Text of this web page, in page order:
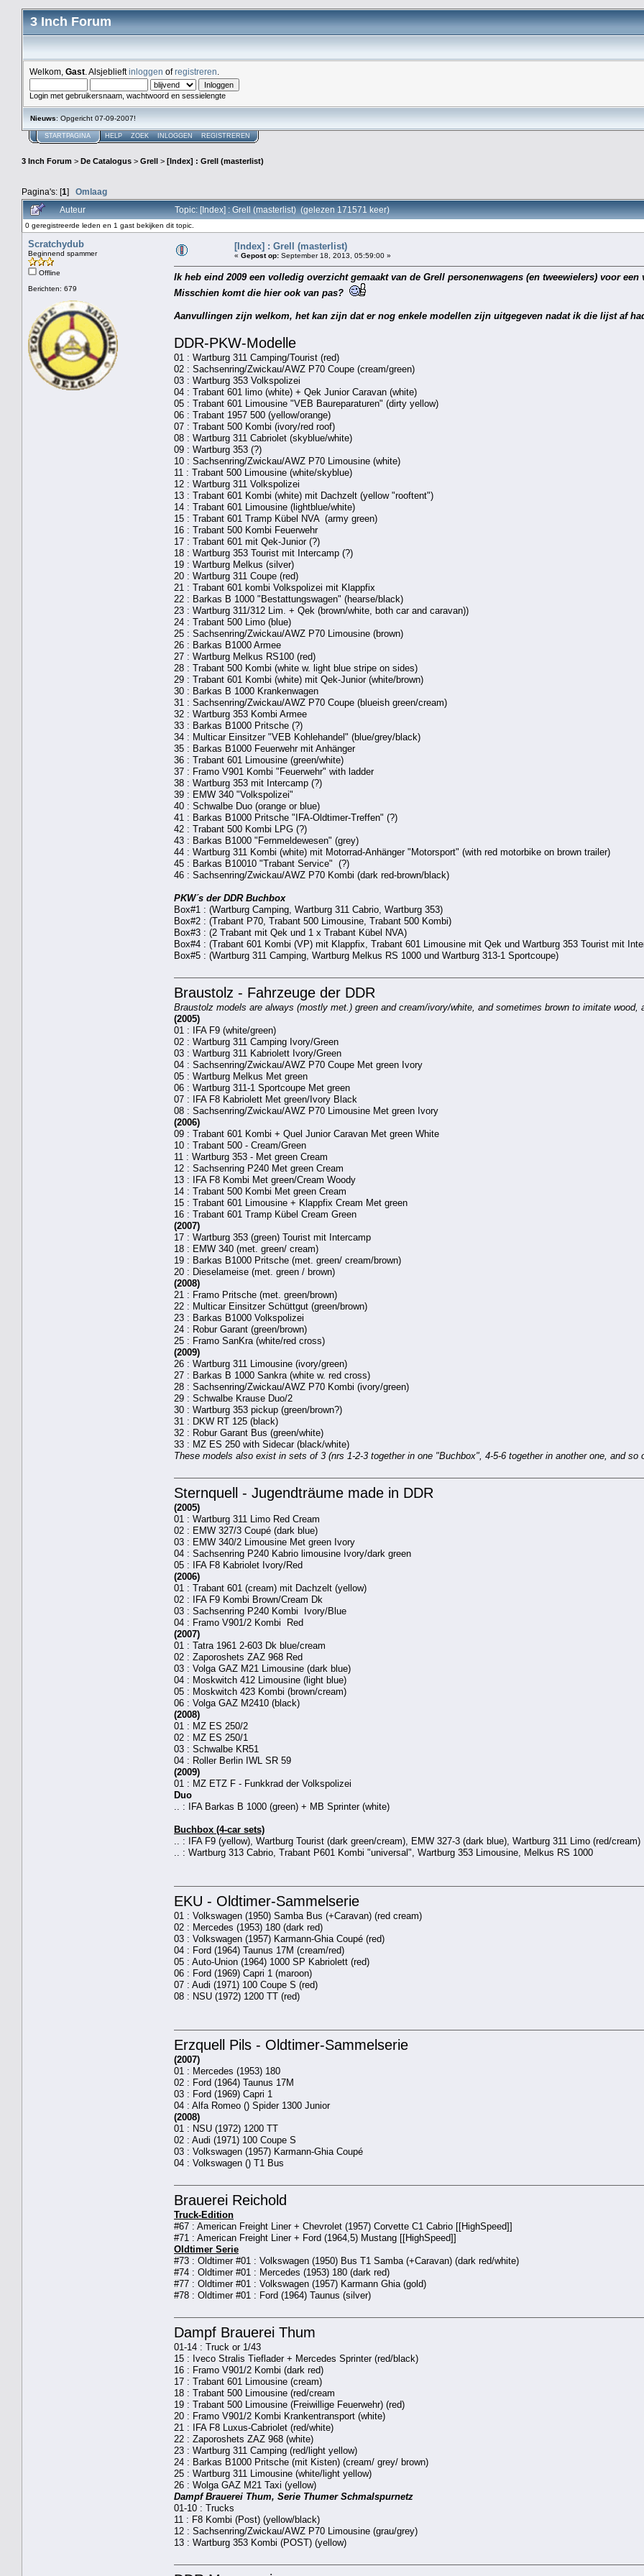
3 Inch Forum
Welkom, Gast . Alsjeblieftinloggen ofregistreren
Login met gebruikersnaam, wachtwoord en sessielengte
Nieuws: Opgericht 07-09-2007!
STARTPAGINA HELP ZOEK INLOGGEN REGISTREREN
3 Inch Forum > De Catalogus > Grell > [Index] : Grell (masterlist)
Pagina's: [1] Omlaag
Auteur Topic: [Index] : Grell (masterlist) (gelezen 171571 keer)
0 geregistreerde leden en 1 gast bekijken dit topic.
Scratchydub
Beginnend spammer
Offline
Berichten: 679
[Index] : Grell (masterlist)
« Gepost op: September 18, 2013, 05:59:00 »
Ik heb eind 2009 een volledig overzicht gemaakt van de Grell personenwagens (en tweewielers) voor een
Misschien komt die hier ook van pas?
Aanvullingen zijn welkom, het kan zijn dat er nog enkele modellen zijn uitgegeven nadat ik die lijst af
DDR-PKW-Modelle
01 : Wartburg 311 Camping/Tourist (red)
02 : Sachsenring/Zwickau/AWZ P70 Coupe (cream/green)
03 : Wartburg 353 Volkspolizei
04 : Trabant 601 limo (white) + Qek Junior Caravan (white)
05 : Trabant 601 Limousine "VEB Baureparaturen" (dirty yellow)
06 : Trabant 1957 500 (yellow/orange)
07 : Trabant 500 Kombi (ivory/red roof)
08 : Wartburg 311 Cabriolet (skyblue/white)
09 : Wartburg 353 (?)
10 : Sachsenring/Zwickau/AWZ P70 Limousine (white)
11 : Trabant 500 Limousine (white/skyblue)
12 : Wartburg 311 Volkspolizei
13 : Trabant 601 Kombi (white) mit Dachzelt (yellow "rooftent")
14 : Trabant 601 Limousine (lightblue/white)
15 : Trabant 601 Tramp Kübel NVA (army green)
16 : Trabant 500 Kombi Feuerwehr
17 : Trabant 601 mit Qek-Junior (?)
18 : Wartburg 353 Tourist mit Intercamp (?)
19 : Wartburg Melkus (silver)
20 : Wartburg 311 Coupe (red)
21 : Trabant 601 kombi Volkspolizei mit Klappfix
22 : Barkas B 1000 "Bestattungswagen" (hearse/black)
23 : Wartburg 311/312 Lim. + Qek (brown/white, both car and caravan))
24 : Trabant 500 Limo (blue)
25 : Sachsenring/Zwickau/AWZ P70 Limousine (brown)
26 : Barkas B1000 Armee
27 : Wartburg Melkus RS100 (red)
28 : Trabant 500 Kombi (white w. light blue stripe on sides)
29 : Trabant 601 Kombi (white) mit Qek-Junior (white/brown)
30 : Barkas B 1000 Krankenwagen
31 : Sachsenring/Zwickau/AWZ P70 Coupe (blueish green/cream)
32 : Wartburg 353 Kombi Armee
33 : Barkas B1000 Pritsche (?)
34 : Multicar Einsitzer "VEB Kohlehandel" (blue/grey/black)
35 : Barkas B1000 Feuerwehr mit Anhänger
36 : Trabant 601 Limousine (green/white)
37 : Framo V901 Kombi "Feuerwehr" with ladder
38 : Wartburg 353 mit Intercamp (?)
39 : EMW 340 "Volkspolizei"
40 : Schwalbe Duo (orange or blue)
41 : Barkas B1000 Pritsche "IFA-Oldtimer-Treffen" (?)
42 : Trabant 500 Kombi LPG (?)
43 : Barkas B1000 "Fernmeldewesen" (grey)
44 : Wartburg 311 Kombi (white) mit Motorrad-Anhänger "Motorsport" (with red motorbike on brown trailer)
45 : Barkas B10010 "Trabant Service" (?)
46 : Sachsenring/Zwickau/AWZ P70 Kombi (dark red-brown/black)
PKW´s der DDR Buchbox
Box#1 : (Wartburg Camping, Wartburg 311 Cabrio, Wartburg 353)
Box#2 : (Trabant P70, Trabant 500 Limousine, Trabant 500 Kombi)
Box#3 : (2 Trabant mit Qek und 1 x Trabant Kübel NVA)
Box#4 : (Trabant 601 Kombi (VP) mit Klappfix, Trabant 601 Limousine mit Qek und Wartburg 353 Tourist mit
Box#5 : (Wartburg 311 Camping, Wartburg Melkus RS 1000 und Wartburg 313-1 Sportcoupe)
Braustolz - Fahrzeuge der DDR
Braustolz models are always (mostly met.) green and cream/ivory/white, and sometimes brown to imitate wood,
(2005)
01 : IFA F9 (white/green)
02 : Wartburg 311 Camping Ivory/Green
03 : Wartburg 311 Kabriolett Ivory/Green
04 : Sachsenring/Zwickau/AWZ P70 Coupe Met green Ivory
05 : Wartburg Melkus Met green
06 : Wartburg 311-1 Sportcoupe Met green
07 : IFA F8 Kabriolett Met green/Ivory Black
08 : Sachsenring/Zwickau/AWZ P70 Limousine Met green Ivory
(2006)
09 : Trabant 601 Kombi + Quel Junior Caravan Met green White
10 : Trabant 500 - Cream/Green
11 : Wartburg 353 - Met green Cream
12 : Sachsenring P240 Met green Cream
13 : IFA F8 Kombi Met green/Cream Woody
14 : Trabant 500 Kombi Met green Cream
15 : Trabant 601 Limousine + Klappfix Cream Met green
16 : Trabant 601 Tramp Kübel Cream Green
(2007)
17 : Wartburg 353 (green) Tourist mit Intercamp
18 : EMW 340 (met. green/ cream)
19 : Barkas B1000 Pritsche (met. green/ cream/brown)
20 : Dieselameise (met. green / brown)
(2008)
21 : Framo Pritsche (met. green/brown)
22 : Multicar Einsitzer Schüttgut (green/brown)
23 : Barkas B1000 Volkspolizei
24 : Robur Garant (green/brown)
25 : Framo SanKra (white/red cross)
(2009)
26 : Wartburg 311 Limousine (ivory/green)
27 : Barkas B 1000 Sankra (white w. red cross)
28 : Sachsenring/Zwickau/AWZ P70 Kombi (ivory/green)
29 : Schwalbe Krause Duo/2
30 : Wartburg 353 pickup (green/brown?)
31 : DKW RT 125 (black)
32 : Robur Garant Bus (green/white)
33 : MZ ES 250 with Sidecar (black/white)
These models also exist in sets of 3 (nrs 1-2-3 together in one "Buchbox", 4-5-6 together in another one, and
Sternquell - Jugendträume made in DDR
(2005)
01 : Wartburg 311 Limo Red Cream
02 : EMW 327/3 Coupé (dark blue)
03 : EMW 340/2 Limousine Met green Ivory
04 : Sachsenring P240 Kabrio limousine Ivory/dark green
05 : IFA F8 Kabriolet Ivory/Red
(2006)
01 : Trabant 601 (cream) mit Dachzelt (yellow)
02 : IFA F9 Kombi Brown/Cream Dk
03 : Sachsenring P240 Kombi Ivory/Blue
04 : Framo V901/2 Kombi Red
(2007)
01 : Tatra 1961 2-603 Dk blue/cream
02 : Zaporoshets ZAZ 968 Red
03 : Volga GAZ M21 Limousine (dark blue)
04 : Moskwitch 412 Limousine (light blue)
05 : Moskwitch 423 Kombi (brown/cream)
06 : Volga GAZ M2410 (black)
(2008)
01 : MZ ES 250/2
02 : MZ ES 250/1
03 : Schwalbe KR51
04 : Roller Berlin IWL SR 59
(2009)
01 : MZ ETZ F - Funkkrad der Volkspolizei
Duo
.. : IFA Barkas B 1000 (green) + MB Sprinter (white)
Buchbox (4-car sets)
.. : IFA F9 (yellow), Wartburg Tourist (dark green/cream), EMW 327-3 (dark blue), Wartburg 311 Limo (red/cream)
.. : Wartburg 313 Cabrio, Trabant P601 Kombi "universal", Wartburg 353 Limousine, Melkus RS 1000
EKU - Oldtimer-Sammelserie
01 : Volkswagen (1950) Samba Bus (+Caravan) (red cream)
02 : Mercedes (1953) 180 (dark red)
03 : Volkswagen (1957) Karmann-Ghia Coupé (red)
04 : Ford (1964) Taunus 17M (cream/red)
05 : Auto-Union (1964) 1000 SP Kabriolett (red)
06 : Ford (1969) Capri 1 (maroon)
07 : Audi (1971) 100 Coupe S (red)
08 : NSU (1972) 1200 TT (red)
Erzquell Pils - Oldtimer-Sammelserie
(2007)
01 : Mercedes (1953) 180
02 : Ford (1964) Taunus 17M
03 : Ford (1969) Capri 1
04 : Alfa Romeo () Spider 1300 Junior
(2008)
01 : NSU (1972) 1200 TT
02 : Audi (1971) 100 Coupe S
03 : Volkswagen (1957) Karmann-Ghia Coupé
04 : Volkswagen () T1 Bus
Brauerei Reichold
Truck-Edition
#67 : American Freight Liner + Chevrolet (1957) Corvette C1 Cabrio [[HighSpeed]]
#71 : American Freight Liner + Ford (1964,5) Mustang [[HighSpeed]]
Oldtimer Serie
#73 : Oldtimer #01 : Volkswagen (1950) Bus T1 Samba (+Caravan) (dark red/white)
#74 : Oldtimer #01 : Mercedes (1953) 180 (dark red)
#77 : Oldtimer #01 : Volkswagen (1957) Karmann Ghia (gold)
#78 : Oldtimer #01 : Ford (1964) Taunus (silver)
Dampf Brauerei Thum
01-14 : Truck or 1/43
15 : Iveco Stralis Tieflader + Mercedes Sprinter (red/black)
16 : Framo V901/2 Kombi (dark red)
17 : Trabant 601 Limousine (cream)
18 : Trabant 500 Limousine (red/cream
19 : Trabant 500 Limousine (Freiwillige Feuerwehr) (red)
20 : Framo V901/2 Kombi Krankentransport (white)
21 : IFA F8 Luxus-Cabriolet (red/white)
22 : Zaporoshets ZAZ 968 (white)
23 : Wartburg 311 Camping (red/light yellow)
24 : Barkas B1000 Pritsche (mit Kisten) (cream/ grey/ brown)
25 : Wartburg 311 Limousine (white/light yellow)
26 : Wolga GAZ M21 Taxi (yellow)
Dampf Brauerei Thum, Serie Thumer Schmalspurnetz
01-10 : Trucks
11 : F8 Kombi (Post) (yellow/black)
12 : Sachsenring/Zwickau/AWZ P70 Limousine (grau/grey)
13 : Wartburg 353 Kombi (POST) (yellow)